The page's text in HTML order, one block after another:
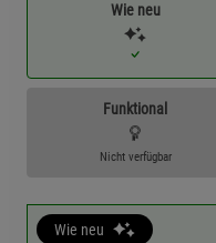
Wie neu
Funktional
Nicht verfügbar
Wie neu